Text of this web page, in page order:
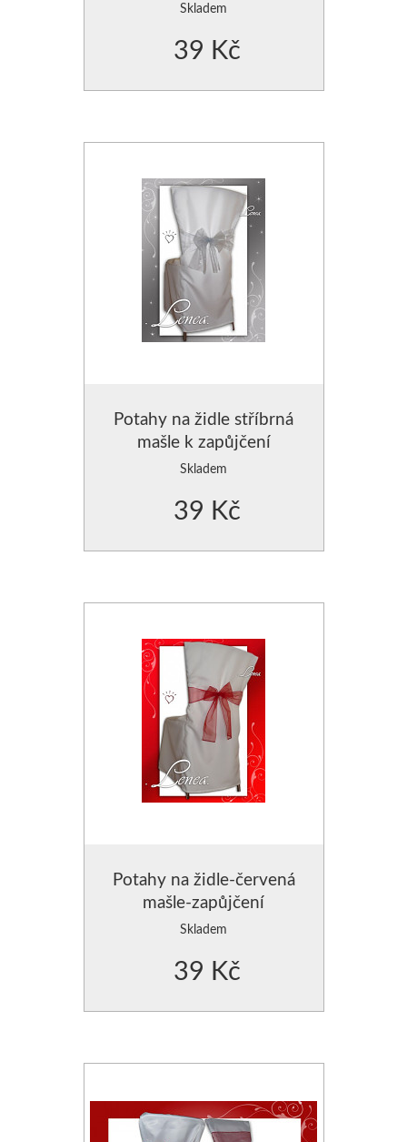
Skladem
39 Kč
Potahy na židle stříbrná
mašle k zapůjčení
Skladem
39 Kč
Potahy na židle-červená
mašle-zapůjčení
Skladem
39 Kč